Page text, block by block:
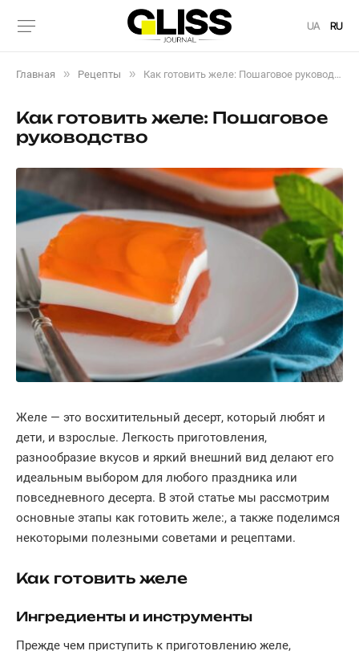
UA RU
Главная » Рецепты » Как готовить желе: Пошаговое руководство
Как готовить желе: Пошаговое
руководство
Желе — это восхитительный десерт, который любят и
дети, и взрослые. Легкость приготовления,
разнообразие вкусов и яркий внешний вид делают его
идеальным выбором для любого праздника или
повседневного десерта. В этой статье мы рассмотрим
основные этапы как готовить желе:, а также поделимся
некоторыми полезными советами и рецептами.
Как готовить желе
Ингредиенты и инструменты
Прежде чем приступить к приготовлению желе,